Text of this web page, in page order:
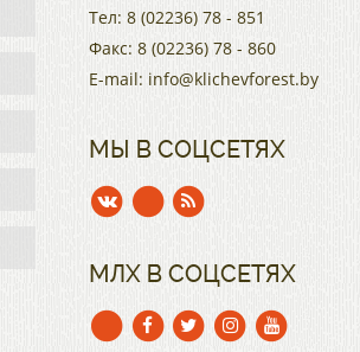
Тел: 8 (02236) 78 - 851
Факс: 8 (02236) 78 - 860
E-mail: info@klichevforest.by
МЫ В СОЦСЕТЯХ
МЛХ В СОЦСЕТЯХ